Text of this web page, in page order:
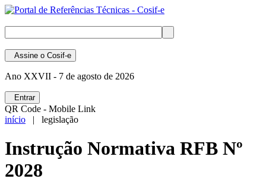
Assine o Cosif-e
Ano XXVII - 7 de agosto de 2026
Entrar
QR Code - Mobile Link
início | legislação
Instrução Normativa RFB Nº
2028